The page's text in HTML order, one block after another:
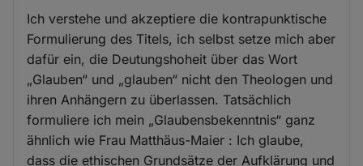
Ich verstehe und akzeptiere die kontrapunktische
Formulierung des Titels, ich selbst setze mich aber
dafür ein, die Deutungshoheit über das Wort
„Glauben“ und „glauben“ nicht den Theologen und
ihren Anhängern zu überlassen. Tatsächlich
formuliere ich mein „Glaubensbekenntnis“ ganz
ähnlich wie Frau Matthäus-Maier : Ich glaube,
dass die ethischen Grundsätze der Aufklärung und